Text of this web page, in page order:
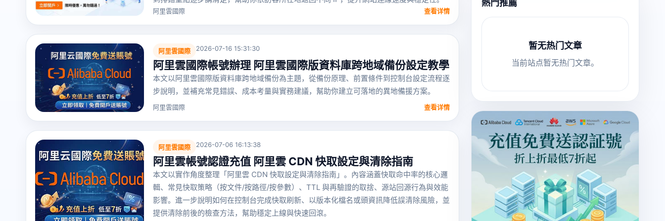
阿里雲國際 查看详情
阿里雲國際 2026-07-16 15:31:30
阿里雲國際帳號辦理 阿里雲國際版資料庫跨地域備份設定教學
本文以阿里雲國際版資料庫跨地域備份為主題，從備份原理、前置條件到控制台設定流程逐
步說明，並補充常見錯誤、成本考量與實務建議，幫助你建立可落地的異地備援方案。
阿里雲國際 查看详情
阿里雲國際 2026-07-06 16:13:38
阿里雲帳號認證充值 阿里雲 CDN 快取設定與清除指南
本文以實作角度整理「阿里雲 CDN 快取設定與清除指南」。內容涵蓋快取命中率的核心邏
輯、常見快取策略（按文件/按路徑/按參數）、TTL 與再驗證的取捨、源站回源行為與效能
影響。進一步說明如何在控制台完成快取刷新、以版本化檔名或頭資訊降低誤清除風險，並
提供清除前後的檢查方法，幫助穩定上線與快速回滾。
熱門推薦
暂无热门文章
当前站点暂无热门文章。